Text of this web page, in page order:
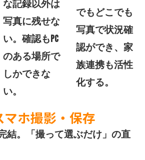
な記録以外は
写真に残せな
い。確認もPC
のある場所で
しかできな
い。
でもどこでも
写真で状況確
認ができ、家
族連携も活性
化する。
マホ撮影・保存
結。「撮って選ぶだけ」の直